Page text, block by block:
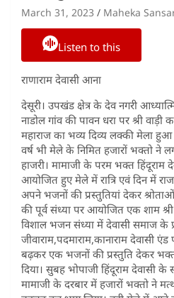
March 31, 2023 Maheka
Listen to this
राणाराम देवासी आना
देसूरी। उपखंड क्षेत्र के देव नगरी
नाडोल गांव की पावन धरा पर श्री वाड़ी
महाराज का भव्य दिव्य लक्की मेला
वर्ष भी मेले के निमित हजारों भक्तो ने
हाजरी। मामाजी के परम भक्त हिंदूराम
आयोजित हुए मेले में रात्रि एवं दिन में
अपने भजनों की प्रस्तुतियां देकर
की पूर्व संध्या पर आयोजित एक शाम
विशाल भजन संध्या में देवासी समाज के
जीवाराम,पदमाराम,कानाराम देवासी एंड
बढ़कर एक भजनों की प्रस्तुति देकर
दिया। सुबह भोपाजी हिंदूराम देवासी
मामाजी के दरबार में हजारों भक्तो ने